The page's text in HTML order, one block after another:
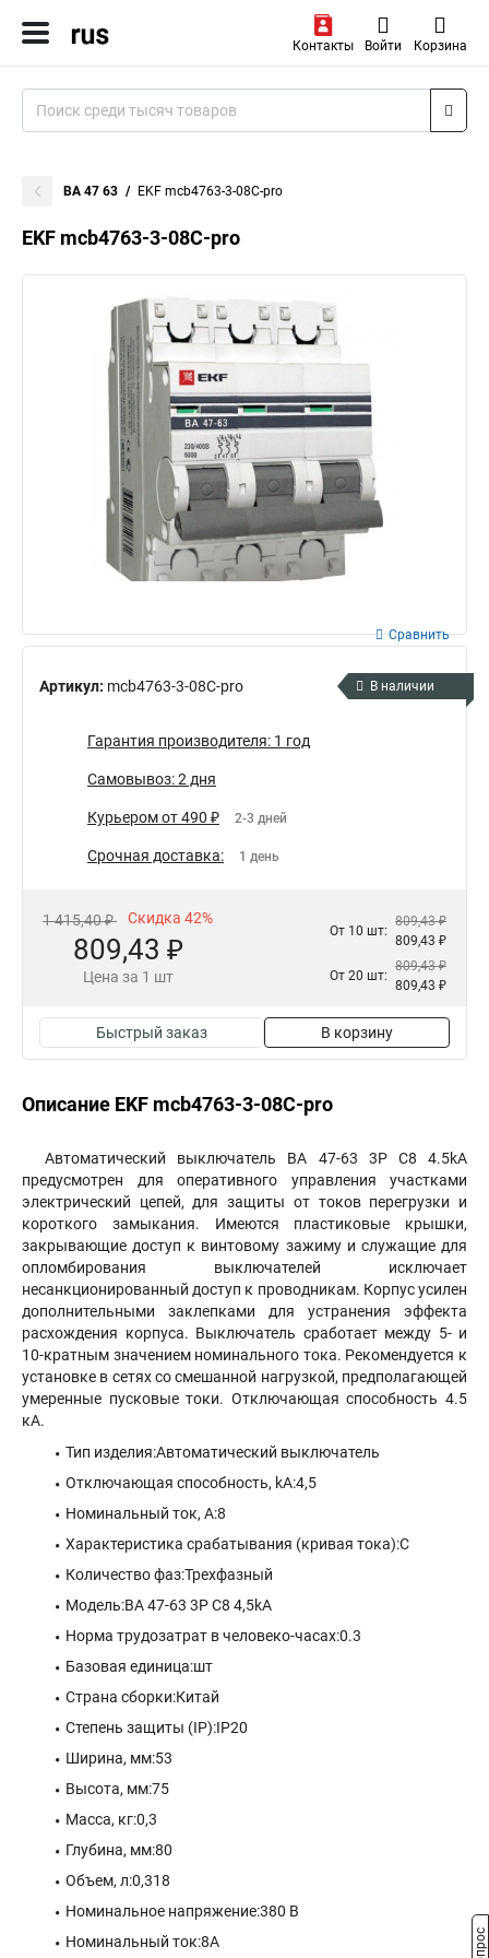
Контакты Войти Корзина
ВА 47 63 EKF mcb4763-3-08C-pro
EKF mcb4763-3-08C-pro
Артикул: mcb4763-3-08C-pro
Сравнить
В наличии
Гарантия производителя: 1 год
Самовывоз: 2 дня
Курьером от 490 ₽ 2-3 дней
Срочная доставка: 1 день
1 415,40 ₽ Скидка 42%
809,43 ₽
Цена за 1 шт
От 10 шт:
809,43 ₽
809,43 ₽
От 20 шт:
809,43 ₽
809,43 ₽
Быстрый заказ В корзину
Описание EKF mcb4763-3-08C-pro
Автоматический выключатель ВА 47-63 3P C8 4.5kA
предусмотрен для оперативного управления участками
электрический цепей, для защиты от токов перегрузки и
короткого замыкания. Имеются пластиковые крышки,
закрывающие доступ к винтовому зажиму и служащие для
опломбирования выключателей исключает
несанкционированный доступ к проводникам. Корпус усилен
дополнительными заклепками для устранения эффекта
расхождения корпуса. Выключатель сработает между 5- и
10-кратным значением номинального тока. Рекомендуется к
установке в сетях со смешанной нагрузкой, предполагающей
умеренные пусковые токи. Отключающая способность 4.5
кА.
Тип изделия:Автоматический выключатель
Отключающая способность, kA:4,5
Номинальный ток, А:8
Характеристика срабатывания (кривая тока):C
Количество фаз:Трехфазный
Модель:ВА 47-63 3P C8 4,5kA
Норма трудозатрат в человеко-часах:0.3
Базовая единица:шт
Страна сборки:Китай
Степень защиты (IP):IP20
Ширина, мм:53
Высота, мм:75
Масса, кг:0,3
Глубина, мм:80
Объем, л:0,318
Номинальное напряжение:380 В
Номинальный ток:8A